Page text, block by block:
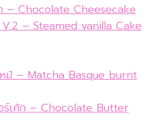
– Chocolate Cheesecake
V.2 – Steamed vanilla Cake
หม้ – Matcha Basque burnt
ร์เค้ก – Chocolate Butter